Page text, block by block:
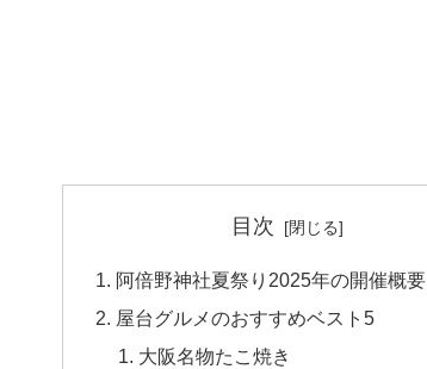
目次
阿倍野神社夏祭り2025年の開催概要
屋台グルメのおすすめベスト5
大阪名物たこ焼き